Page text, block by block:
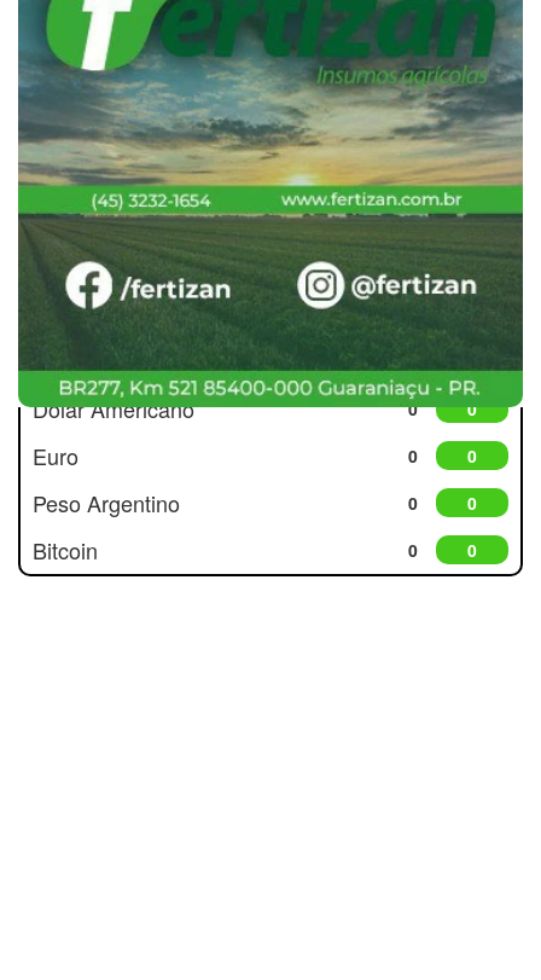
Cotações
Dólar Americano 0 0
Euro 0 0
Peso Argentino 0 0
Bitcoin 0 0